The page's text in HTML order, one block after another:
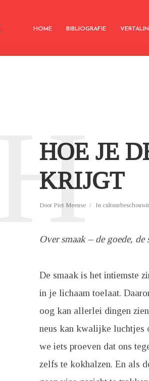
HOME BIBLIOGRAFIE
HOE JE
KRIJGT
Door Piet Meeuse In
H
Over smaak – de goede, de
De smaak is het intiemste
in je lichaam toelaat.
oog kan allerlei dingen
neus kan kwalijke luchtjes
we iets proeven dat ons
zelfs te kokhalzen. En als